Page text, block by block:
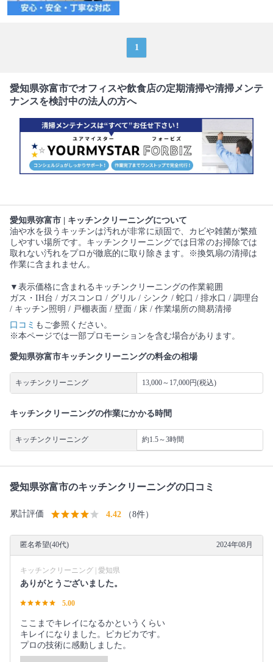
1
愛知県弥富市でオフィスや飲食店の定期清掃や清掃メンテ
ナンスを検討中の法人の方へ
愛知県弥富市 | キッチンクリーニングについて
油や水を扱うキッチンは汚れが非常に頑固で、カビや雑菌が繁殖
しやすい場所です。キッチンクリーニングでは日常のお掃除では
取れない汚れをプロが徹底的に取り除きます。※換気扇の清掃は
作業に含まれません。
▼表示価格に含まれるキッチンクリーニングの作業範囲
ガス・IH台 / ガスコンロ / グリル / シンク / 蛇口 / 排水口 / 調理台
/ キッチン照明 / 戸棚表面 / 壁面 / 床 / 作業場所の簡易清掃
口コミ もご参照ください。
※本ページでは一部プロモーションを含む場合があります。
愛知県弥富市キッチンクリーニングの料金の相場
キッチンクリーニング 13,000～17,000円(税込)
キッチンクリーニングの作業にかかる時間
キッチンクリーニング 約1.5～3時間
愛知県弥富市のキッチンクリーニングの口コミ
累計評価 4.42 （8件）
匿名希望(40代) 2024年08月
キッチンクリーニング | 愛知県
ありがとうございました。
5.00
ここまでキレイになるかというくらい
キレイになりました。ピカピカです。
プロの技術に感動しました。